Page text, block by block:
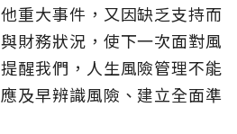
重大事件，又因缺乏支持而
財務狀況，使下一次面對風
醒我們，人生風險管理不能
及早辨識風險、建立全面準